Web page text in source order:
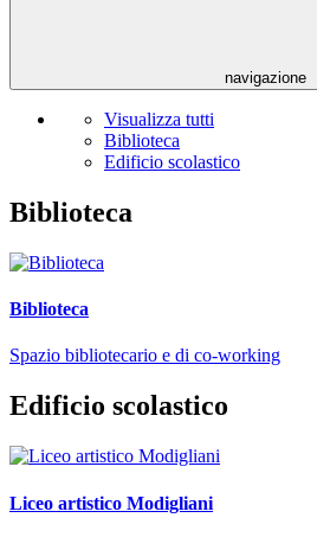
navigazione
Visualizza tutti
Biblioteca
Edificio scolastico
Biblioteca
Biblioteca
Spazio bibliotecario e di co-working
Edificio scolastico
Liceo artistico Modigliani